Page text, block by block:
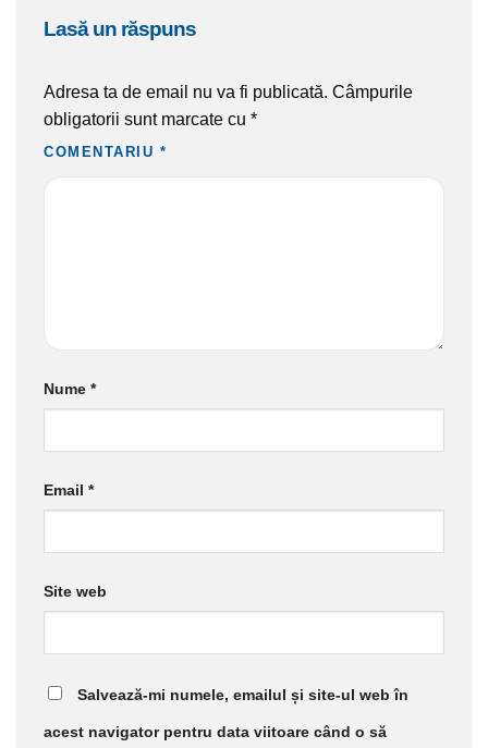
lasă un răspuns
Adresa ta de email nu va fi publicată. Câmpurile
obligatorii sunt marcate cu *
COMENTARIU *
Nume *
Email *
Site web
Salvează-mi numele, emailul și site-ul web în
acest navigator pentru data viitoare când o să